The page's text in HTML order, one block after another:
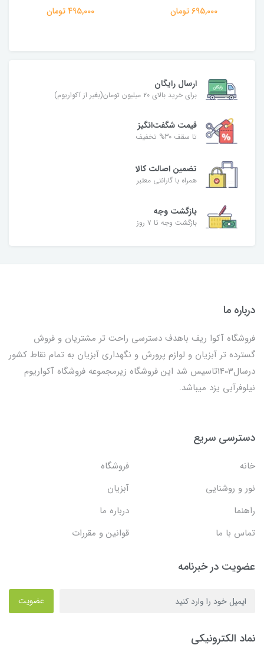
695,000 تومان 495,000 تومان
ارسال رایگان
برای خرید بالای ۲۰ میلیون تومان(بغیر از آکواریوم)
قیمت شگفت‌انگیز
تا سقف 30% تخفیف
تضمین اصالت کالا
همراه با گارانتی معتبر
بازگشت وجه
بازگشت وجه تا ۷ روز
درباره ما
فروشگاه آکوا ریف باهدف دسترسی راحت تر مشتریان و فروش
گسترده تر آبزیان و لوازم پرورش و نگهداری آبزیان به تمام نقاط کشور
درسال1403تاسیس شد این فروشگاه زیرمجموعه فروشگاه آکواریوم
نیلوفرآبی یزد میباشد.
دسترسی سریع
خانه
فروشگاه
نور و روشنایی
آبزیان
راهنما
درباره ما
تماس با ما
قوانین و مقررات
عضویت در خبرنامه
عضویت
نماد الکترونیکی